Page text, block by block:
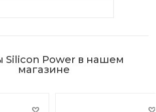
Silicon Power в нашем
магазине